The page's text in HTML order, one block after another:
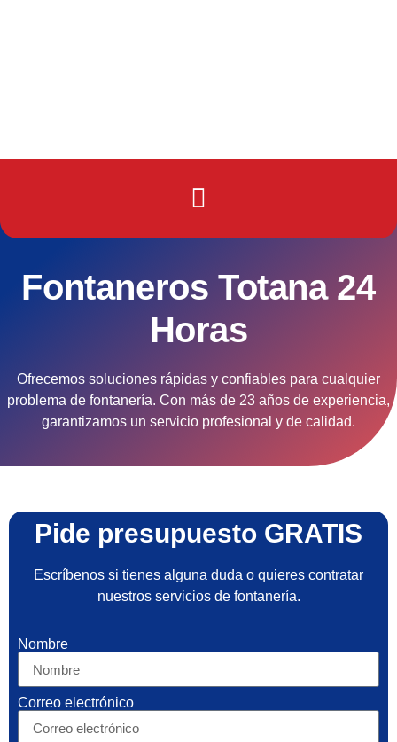
Fontaneros Totana 24
Horas
Ofrecemos soluciones rápidas y confiables para cualquier
problema de fontanería. Con más de 23 años de experiencia,
garantizamos un servicio profesional y de calidad.
Pide presupuesto GRATIS
Escríbenos si tienes alguna duda o quieres contratar
nuestros servicios de fontanería.
Nombre
Correo electrónico